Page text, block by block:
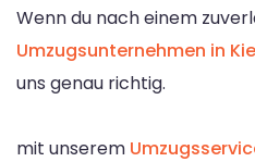
Wenn du nach einem
Umzugsunternehmen in
uns genau richtig.
mit unserem